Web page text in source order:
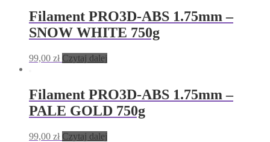
Filament PRO3D-ABS 1.75mm –
SNOW WHITE 750g
99,00 zł Czytaj dalej
Filament PRO3D-ABS 1.75mm –
PALE GOLD 750g
99,00 zł Czytaj dalej